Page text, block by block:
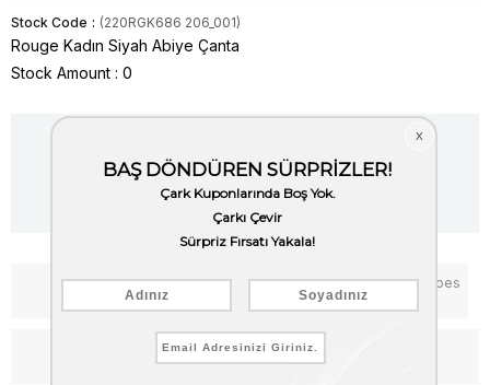
Stock Code (220RGK686 206_001)
Rouge Kadın Siyah Abiye Çanta
Stock Amount : 0
Item is out of stock.
Add to Favorites
Notify me when the price goes
WhatsApp’tan Bilgi Al